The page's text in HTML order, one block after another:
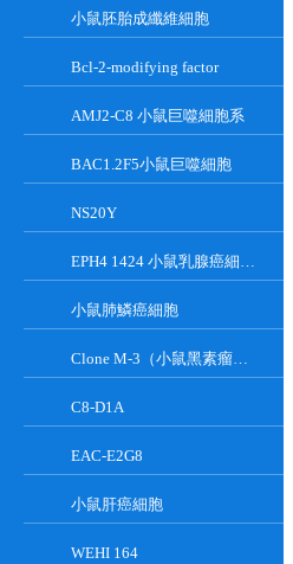
小鼠胚胎成纖維細胞
Bcl-2-modifying factor
AMJ2-C8 小鼠巨噬細胞系
BAC1.2F5小鼠巨噬細胞
NS20Y
EPH4 1424 小鼠乳腺癌細胞系
小鼠肺鱗癌細胞
Clone M-3（小鼠黑素瘤細胞）
C8-D1A
EAC-E2G8
小鼠肝癌細胞
WEHI 164